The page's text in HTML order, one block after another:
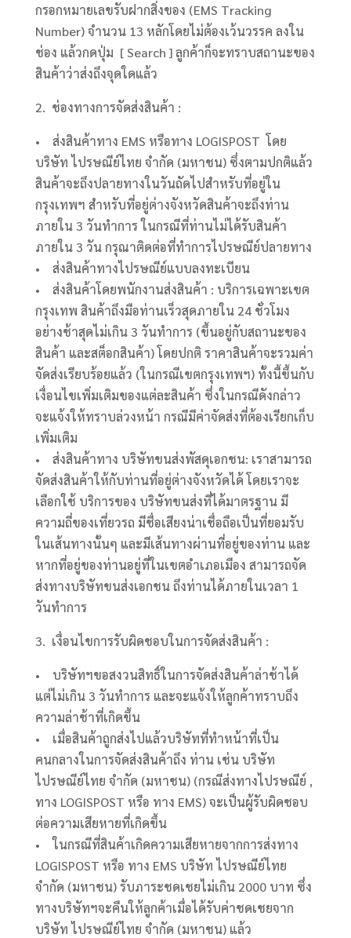
กรอกหมายเลขรับฝากสิ่งของ (EMS Tracking
Number) จำนวน 13 หลักโดยไม่ต้องเว้นวรรค ลงใน
ช่อง แล้วกดปุ่ม [ Search ] ลูกค้าก็จะทราบสถานะของ
สินค้าว่าส่งถึงจุดใดแล้ว
2. ช่องทางการจัดส่งสินค้า :
• ส่งสินค้าทาง EMS หรือทาง LOGISPOST โดย
บริษัท ไปรษณีย์ไทย จำกัด (มหาชน) ซึ่งตามปกติแล้ว
สินค้าจะถึงปลายทางในวันถัดไปสำหรับที่อยู่ใน
กรุงเทพฯ สำหรับที่อยู่ต่างจังหวัดสินค้าจะถึงท่าน
ภายใน 3 วันทำการ ในกรณีที่ท่านไม่ได้รับสินค้า
ภายใน 3 วัน กรุณาติดต่อที่ทำการไปรษณีย์ปลายทาง
• ส่งสินค้าทางไปรษณีย์แบบลงทะเบียน
• ส่งสินค้าโดยพนักงานส่งสินค้า : บริการเฉพาะเขต
กรุงเทพ สินค้าถึงมือท่านเร็วสุดภายใน 24 ชั่วโมง
อย่างช้าสุดไม่เกิน 3 วันทำการ (ขึ้นอยู่กับสถานะของ
สินค้า และสต็อกสินค้า) โดยปกติ ราคาสินค้าจะรวมค่า
จัดส่งเรียบร้อยแล้ว (ในกรณีเขตกรุงเทพฯ) ทั้งนี้ขึ้นกับ
เงื่อนไขเพิ่มเติมของแต่ละสินค้า ซึ่งในกรณีดังกล่าว
จะแจ้งให้ทราบล่วงหน้า กรณีมีค่าจัดส่งที่ต้องเรียกเก็บ
เพิ่มเติม
• ส่งสินค้าทาง บริษัทขนส่งพัสดุเอกชน: เราสามารถ
จัดส่งสินค้าให้กับท่านที่อยู่ต่างจังหวัดได้ โดยเราจะ
เลือกใช้ บริการของ บริษัทขนส่งที่ได้มาตรฐาน มี
ความถี่ของเที่ยวรถ มีชื่อเสียงน่าเชื่อถือเป็นที่ยอมรับ
ในเส้นทางนั้นๆ และมีเส้นทางผ่านที่อยู่ของท่าน และ
หากที่อยู่ของท่านอยู่ที่ในเขตอำเภอเมือง สามารถจัด
ส่งทางบริษัทขนส่งเอกชน ถึงท่านได้ภายในเวลา 1
วันทำการ
3. เงื่อนไขการรับผิดชอบในการจัดส่งสินค้า :
• บริษัทฯขอสงวนสิทธิ์ในการจัดส่งสินค้าล่าช้าได้
แต่ไม่เกิน 3 วันทำการ และจะแจ้งให้ลูกค้าทราบถึง
ความล่าช้าที่เกิดขึ้น
• เมื่อสินค้าถูกส่งไปแล้วบริษัทที่ทำหน้าที่เป็น
คนกลางในการจัดส่งสินค้าถึง ท่าน เช่น บริษัท
ไปรษณีย์ไทย จำกัด (มหาชน) (กรณีส่งทางไปรษณีย์ ,
ทาง LOGISPOST หรือ ทาง EMS) จะเป็นผู้รับผิดชอบ
ต่อความเสียหายที่เกิดขึ้น
• ในกรณีที่สินค้าเกิดความเสียหายจากการส่งทาง
LOGISPOST หรือ ทาง EMS บริษัท ไปรษณีย์ไทย
จำกัด (มหาชน) รับภาระชดเชยไม่เกิน 2000 บาท ซึ่ง
ทางบริษัทฯจะคืนให้ลูกค้าเมื่อได้รับค่าชดเชยจาก
บริษัท ไปรษณีย์ไทย จำกัด (มหาชน) แล้ว